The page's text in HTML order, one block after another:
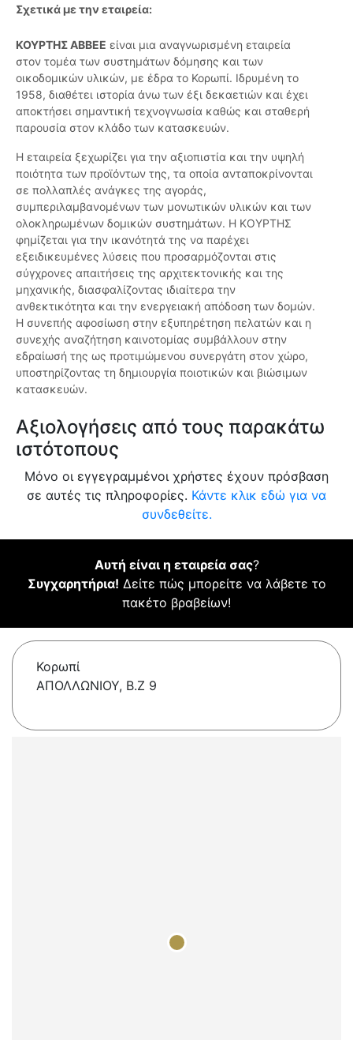
Σχετικά με την εταιρεία:
ΚΟΥΡΤΗΣ ΑΒΒΕΕ είναι μια αναγνωρισμένη εταιρεία
στον τομέα των συστημάτων δόμησης και των
οικοδομικών υλικών, με έδρα το Κορωπί. Ιδρυμένη το
1958, διαθέτει ιστορία άνω των έξι δεκαετιών και έχει
αποκτήσει σημαντική τεχνογνωσία καθώς και σταθερή
παρουσία στον κλάδο των κατασκευών.
Η εταιρεία ξεχωρίζει για την αξιοπιστία και την υψηλή
ποιότητα των προϊόντων της, τα οποία ανταποκρίνονται
σε πολλαπλές ανάγκες της αγοράς,
συμπεριλαμβανομένων των μονωτικών υλικών και των
ολοκληρωμένων δομικών συστημάτων. Η ΚΟΥΡΤΗΣ
φημίζεται για την ικανότητά της να παρέχει
εξειδικευμένες λύσεις που προσαρμόζονται στις
σύγχρονες απαιτήσεις της αρχιτεκτονικής και της
μηχανικής, διασφαλίζοντας ιδιαίτερα την
ανθεκτικότητα και την ενεργειακή απόδοση των δομών.
Η συνεπής αφοσίωση στην εξυπηρέτηση πελατών και η
συνεχής αναζήτηση καινοτομίας συμβάλλουν στην
εδραίωσή της ως προτιμώμενου συνεργάτη στον χώρο,
υποστηρίζοντας τη δημιουργία ποιοτικών και βιώσιμων
κατασκευών.
Αξιολογήσεις από τους παρακάτω
ιστότοπους
Μόνο οι εγγεγραμμένοι χρήστες έχουν πρόσβαση
σε αυτές τις πληροφορίες. Κάντε κλικ εδώ για να
συνδεθείτε.
Αυτή είναι η εταιρεία σας?
Συγχαρητήρια! Δείτε πώς μπορείτε να λάβετε το
πακέτο βραβείων!
Κορωπί
ΑΠΟΛΛΩΝΙΟΥ, Β.Ζ 9